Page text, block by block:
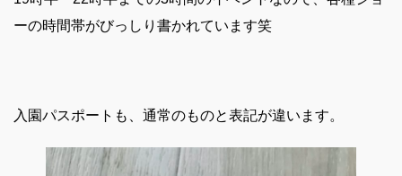
ーの時間帯がびっしり書かれています笑
入園パスポートも、通常のものと表記が違います。